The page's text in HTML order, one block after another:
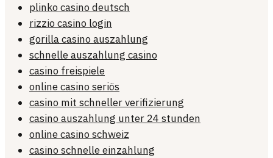
plinko casino deutsch
rizzio casino login
gorilla casino auszahlung
schnelle auszahlung casino
casino freispiele
online casino seriös
casino mit schneller verifizierung
casino auszahlung unter 24 stunden
online casino schweiz
casino schnelle einzahlung